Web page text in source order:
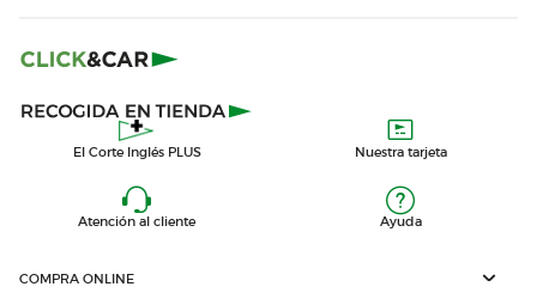
El Corte Inglés PLUS Nuestra tarjeta
Atención al cliente Ayuda
COMPRA ONLINE